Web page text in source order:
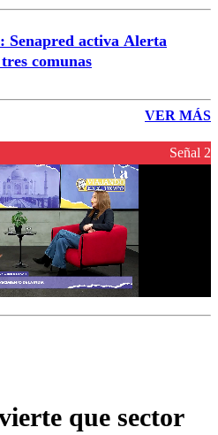
Senapred activa Alerta
comunas
VER MÁS
Señal 2
que sector